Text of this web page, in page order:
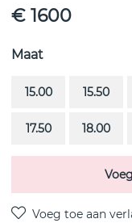
€ 1600
Maat
15.00 15.50
17.50 18.00